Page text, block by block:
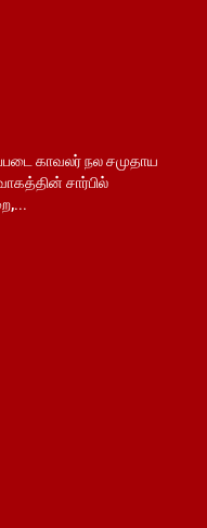
காவலர் நல சமுதாய
சார்பில்